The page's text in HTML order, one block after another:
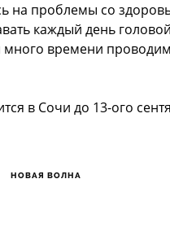
на проблемы со
каждый день
много времени
в Сочи до 13-ого
НОВАЯ ВОЛНА